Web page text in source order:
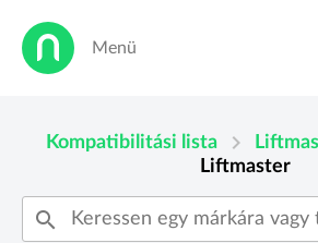
Menü
Kompatibilitási lista chevron_right
Liftmaster
search